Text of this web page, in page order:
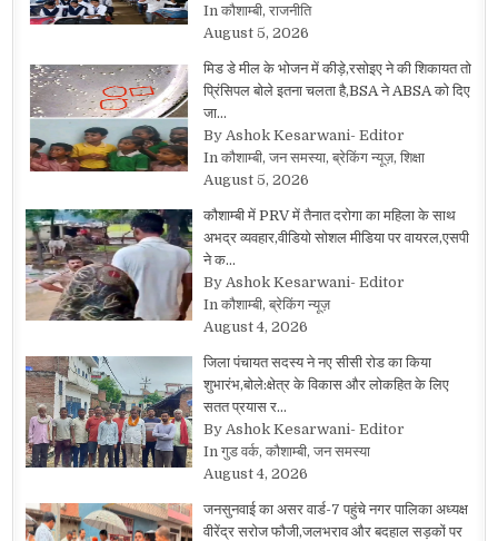
In कौशाम्बी, राजनीति
August 5, 2026
मिड डे मील के भोजन में कीड़े,रसोइए ने की शिकायत तो
प्रिंसिपल बोले इतना चलता है,BSA ने ABSA को दिए
जा…
By Ashok Kesarwani- Editor
In कौशाम्बी, जन समस्या, ब्रेकिंग न्यूज़, शिक्षा
August 5, 2026
कौशाम्बी में PRV में तैनात दरोगा का महिला के साथ
अभद्र व्यवहार,वीडियो सोशल मीडिया पर वायरल,एसपी
ने क…
By Ashok Kesarwani- Editor
In कौशाम्बी, ब्रेकिंग न्यूज़
August 4, 2026
जिला पंचायत सदस्य ने नए सीसी रोड का किया
शुभारंभ,बोले:क्षेत्र के विकास और लोकहित के लिए
सतत प्रयास र…
By Ashok Kesarwani- Editor
In गुड वर्क, कौशाम्बी, जन समस्या
August 4, 2026
जनसुनवाई का असर वार्ड-7 पहुंचे नगर पालिका अध्यक्ष
वीरेंद्र सरोज फौजी,जलभराव और बदहाल सड़कों पर